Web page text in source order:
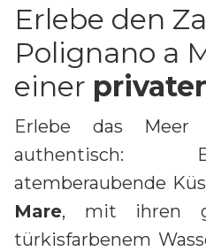
Erlebe den
Polignano a
einer
Erlebe das
authentisch:
atemberaubende
Mare, mit ihren
türkisfarbenem